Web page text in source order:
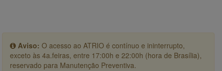
Aviso: O acesso ao ATRIO é contínuo e ininterrupto,
exceto às 4a.feiras, entre 17:00h e 22:00h (hora de Brasília),
reservado para Manutenção Preventiva.